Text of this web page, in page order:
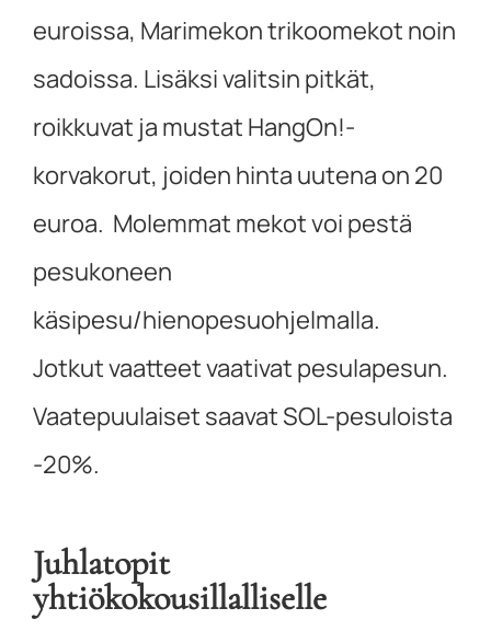
euroissa, Marimekon trikoomekot noin
sadoissa. Lisäksi valitsin pitkät,
roikkuvat ja mustat HangOn!-
korvakorut, joiden hinta uutena on 20
euroa. Molemmat mekot voi pestä
pesukoneen
käsipesu/hienopesuohjelmalla.
Jotkut vaatteet vaativat pesulapesun.
Vaatepuulaiset saavat SOL-pesuloista
-20%.
Juhlatopit
yhtiökokousillalliselle